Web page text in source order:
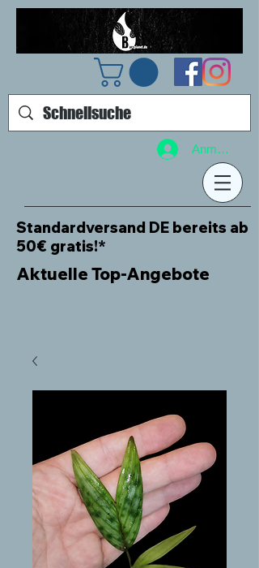
Anmelden
Standardversand DE bereits ab
50€ gratis!*
Aktuelle Top-Angebote